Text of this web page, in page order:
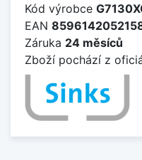
Kód výrobce
EAN
Záruka 24 měsíců
Zboží pochází z